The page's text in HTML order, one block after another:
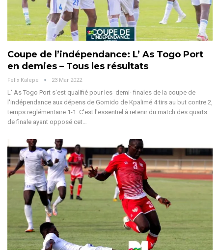
Coupe de l’indépendance: L’ As Togo Port
en demies – Tous les résultats
Felix Kalepe 23 Mar 2022
L' As Togo Port s'est qualifié pour les demi- finales de la coupe de
l'indépendance aux dépens de Gomido de Kpalimé 4 tirs au but contre 2,
temps reglémentaire 1-1. C'est l'essentiel à retenir du match des quarts
de finale ayant opposé cet…